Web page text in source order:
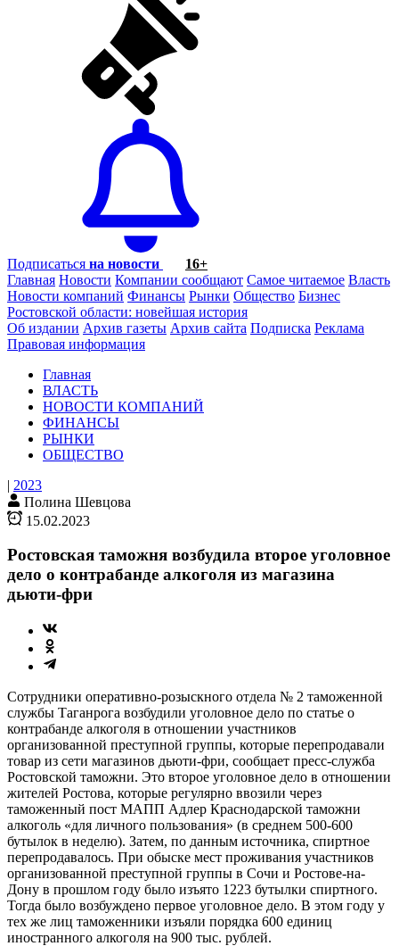
Подписаться на новости
16+
Главная Новости Компании сообщают Самое читаемое Власть
Новости компаний Финансы Рынки Общество Бизнес
Ростовской области: новейшая история
Об издании Архив газеты Архив сайта Подписка Реклама
Правовая информация
Главная
ВЛАСТЬ
НОВОСТИ КОМПАНИЙ
ФИНАНСЫ
РЫНКИ
ОБЩЕСТВО
| 2023
Полина Шевцова
15.02.2023
Ростовская таможня возбудила второе уголовное
дело о контрабанде алкоголя из магазина
дьюти-фри
Сотрудники оперативно-розыскного отдела № 2 таможенной
службы Таганрога возбудили уголовное дело по статье о
контрабанде алкоголя в отношении участников
организованной преступной группы, которые перепродавали
товар из сети магазинов дьюти-фри, сообщает пресс-служба
Ростовской таможни. Это второе уголовное дело в отношении
жителей Ростова, которые регулярно ввозили через
таможенный пост МАПП Адлер Краснодарской таможни
алкоголь «для личного пользования» (в среднем 500-600
бутылок в неделю). Затем, по данным источника, спиртное
перепродавалось. При обыске мест проживания участников
организованной преступной группы в Сочи и Ростове-на-
Дону в прошлом году было изъято 1223 бутылки спиртного.
Тогда было возбуждено первое уголовное дело. В этом году у
тех же лиц таможенники изъяли порядка 600 единиц
иностранного алкоголя на 900 тыс. рублей.